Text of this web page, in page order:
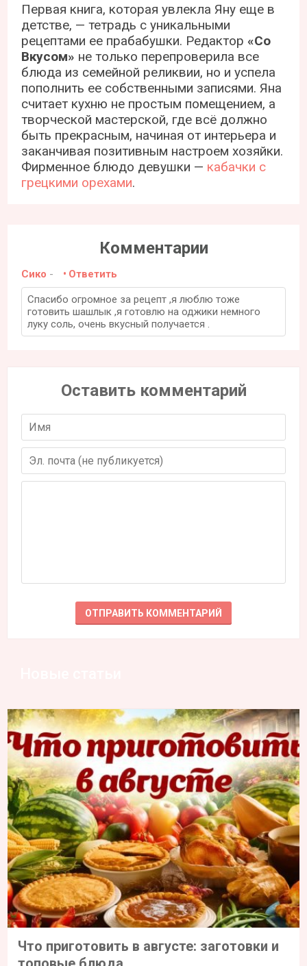
Первая книга, которая увлекла Яну еще в
детстве, — тетрадь с уникальными
рецептами ее прабабушки. Редактор«Со
Вкусом» не только перепроверила все
блюда из семейной реликвии, но и успела
пополнить ее собственными записями. Яна
считает кухню не простым помещением, а
творческой мастерской, где всё должно
быть прекрасным, начиная от интерьера и
заканчивая позитивным настроем хозяйки.
Фирменное блюдо девушки — кабачки с
грецкими орехами.
Комментарии
Сико - Ответить
Спасибо огромное за рецепт ,я люблю тоже
готовить шашлык ,я готовлю на оджики немного
луку соль, очень вкусный получается .
Оставить комментарий
Что приготовить в августе: заготовки и